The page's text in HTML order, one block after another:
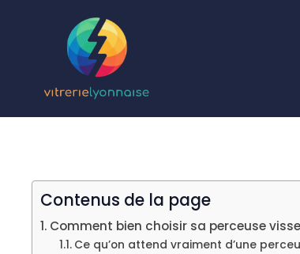
Contenus de la page
Comment bien choisir sa perceuse
Ce qu’on attend vraiment d’une